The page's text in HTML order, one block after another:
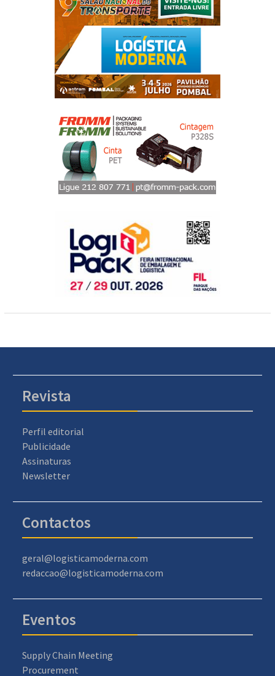
Revista
Perfil editorial
Publicidade
Assinaturas
Newsletter
Contactos
geral@logisticamoderna.com
redaccao@logisticamoderna.com
Eventos
Supply Chain Meeting
Procurement